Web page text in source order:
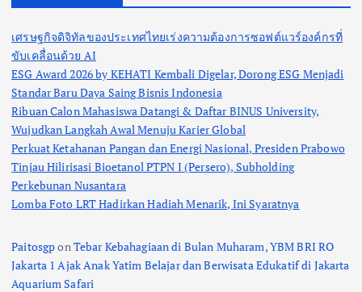
เศรษฐกิจดิจิทัลของประเทศไทยเร่งความต้องการซอฟต์แวร์องค์กรที่
ขับเคลื่อนด้วย AI
ESG Award 2026 by KEHATI Kembali Digelar, Dorong ESG Menjadi
Standar Baru Daya Saing Bisnis Indonesia
Ribuan Calon Mahasiswa Datangi & Daftar BINUS University,
Wujudkan Langkah Awal Menuju Karier Global
Perkuat Ketahanan Pangan dan Energi Nasional, Presiden Prabowo
Tinjau Hilirisasi Bioetanol PTPN I (Persero), Subholding
Perkebunan Nusantara
Lomba Foto LRT Hadirkan Hadiah Menarik, Ini Syaratnya
PaitosgponTebar Kebahagiaan di Bulan Muharam, YBM BRI RO
Jakarta 1 Ajak Anak Yatim Belajar dan Berwisata Edukatif di Jakarta
Aquarium Safari